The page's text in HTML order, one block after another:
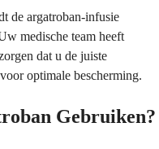
de argatroban-infusie
medische team heeft
dat u de juiste
optimale bescherming.
Gebruiken?